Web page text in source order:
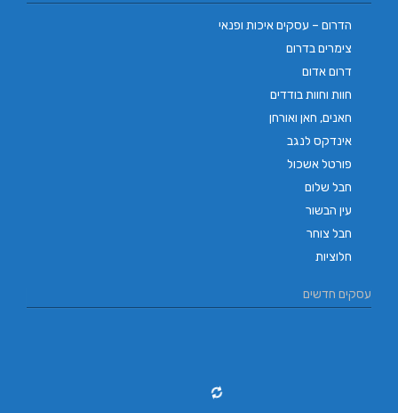
הדרום – עסקים איכות ופנאי
צימרים בדרום
דרום אדום
חוות וחוות בודדים
חאנים, חאן ואורחן
אינדקס לנגב
פורטל אשכול
חבל שלום
עין הבשור
חבל צוחר
חלוציות
עסקים חדשים